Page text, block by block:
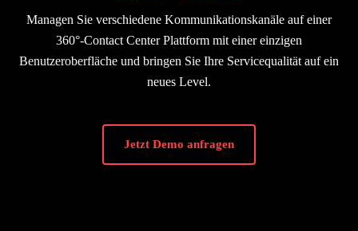
Managen Sie verschiedene Kommunikationskanäle auf einer
360°-Contact Center Plattform mit einer einzigen
Benutzeroberfläche und bringen Sie Ihre Servicequalität auf ein
neues Level.
Jetzt Demo anfragen